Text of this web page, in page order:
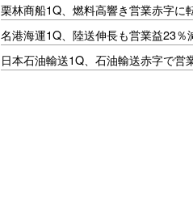
栗林商船1Q、燃料高響き営業赤字に
名港海運1Q、陸送伸長も営業益23％
日本石油輸送1Q、石油輸送赤字で営